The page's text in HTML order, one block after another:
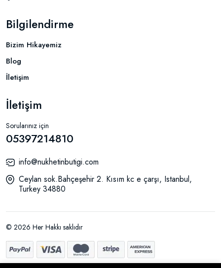
Bilgilendirme
Bizim Hikayemiz
Blog
İletişim
İletişim
Sorularınız için
05397214810
info@nukhetinbutigi.com
Ceylan sok.Bahçeşehir 2. Kısım kc e çarşı, Istanbul,
Turkey 34880
© 2026 Her Hakkı saklıdır